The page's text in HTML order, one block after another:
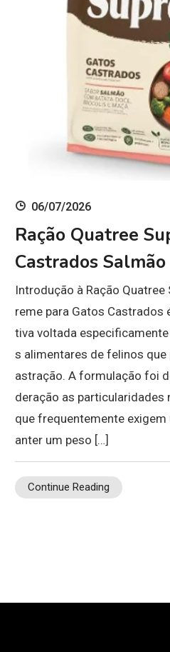
06/07/2026
Ração Quatree
Castrados
Introdução à Ração Quatree
reme para Gatos Castrados
tiva voltada
s alimentares de felinos
astração. A formulação foi
deração as
que frequentemente
anter um peso […]
Continue Reading